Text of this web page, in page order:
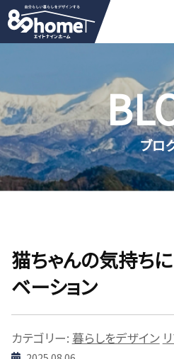
ブロ
猫ちゃんの気持ち
ベーション
カテゴリー: 暮らしをデザイン